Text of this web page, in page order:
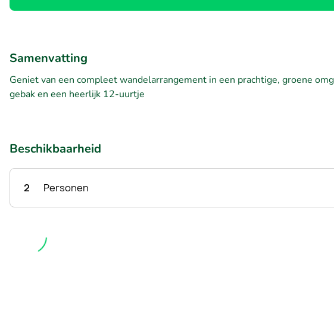
Samenvatting
Geniet van een compleet wandelarrangement in een prachtige, groene
gebak en een heerlijk 12-uurtje
Beschikbaarheid
2 Personen